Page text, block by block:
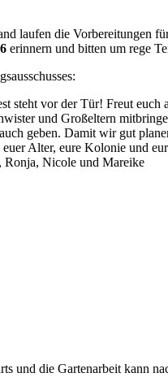
laufen die Vorbereitungen
erinnern und bitten um rege
steht vor der Tür! Freut
und Großeltern
geben. Damit wir gut
Alter, eure Kolonie und
Ronja, Nicole und Mareike
und die Gartenarbeit kann